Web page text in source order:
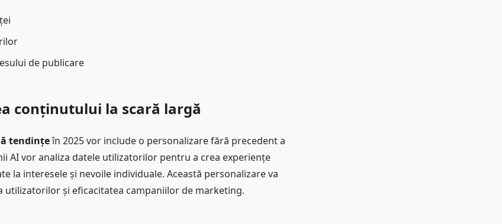
de publicare
conținutului la scară largă
tendințeîn 2025 vor include o personalizare fără precedent a
AI vor analiza datele utilizatorilor pentru a crea experiențe
la interesele și nevoile individuale. Această personalizare va
utilizatorilor și eficacitatea campaniilor de marketing.